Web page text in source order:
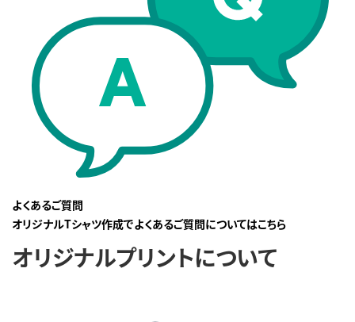
よくあるご質問
オリジナルTシャツ作成でよくあるご質問についてはこちら
オリジナルプリントについて